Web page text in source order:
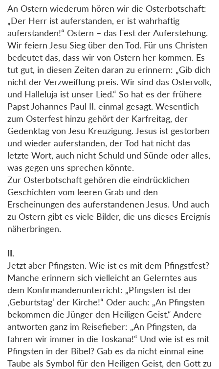
An Ostern wiederum hören wir die Osterbotschaft:
„Der Herr ist auferstanden, er ist wahrhaftig
auferstanden!“ Ostern – das Fest der Auferstehung.
Wir feiern Jesu Sieg über den Tod. Für uns Christen
bedeutet das, dass wir von Ostern her kommen. Es
tut gut, in diesen Zeiten daran zu erinnern: „Gib dich
nicht der Verzweiflung preis. Wir sind das Ostervolk,
und Halleluja ist unser Lied.“ So hat es der frühere
Papst Johannes Paul II. einmal gesagt. Wesentlich
zum Osterfest hinzu gehört der Karfreitag, der
Gedenktag von Jesu Kreuzigung. Jesus ist gestorben
und wieder auferstanden, der Tod hat nicht das
letzte Wort, auch nicht Schuld und Sünde oder alles,
was gegen uns sprechen könnte.
Zur Osterbotschaft gehören die eindrücklichen
Geschichten vom leeren Grab und den
Erscheinungen des auferstandenen Jesus. Und auch
zu Ostern gibt es viele Bilder, die uns dieses Ereignis
näherbringen.
II.
Jetzt aber Pfingsten. Wie ist es mit dem Pfingstfest?
Manche erinnern sich vielleicht an Gelerntes aus
dem Konfirmandenunterricht: „Pfingsten ist der
‚Geburtstag‘ der Kirche!“ Oder auch: „An Pfingsten
bekommen die Jünger den Heiligen Geist.“ Andere
antworten ganz im Reisefieber: „An Pfingsten, da
fahren wir immer in die Toskana!“ Und wie ist es mit
Pfingsten in der Bibel? Gab es da nicht einmal eine
Taube als Symbol für den Heiligen Geist, den Gott zu